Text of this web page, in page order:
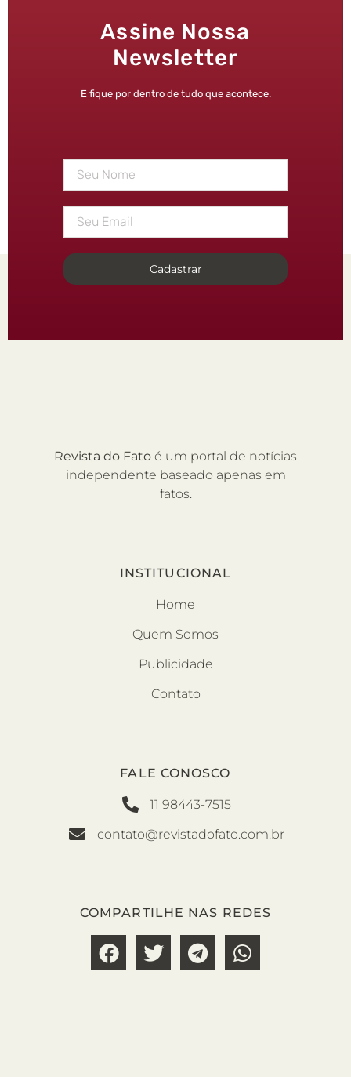
Assine Nossa
Newsletter
E fique por dentro de tudo que acontece.
Cadastrar
Revista do Fato é um portal de notícias
independente baseado apenas em
fatos.
INSTITUCIONAL
Home
Quem Somos
Publicidade
Contato
FALE CONOSCO
11 98443-7515
contato@revistadofato.com.br
COMPARTILHE NAS REDES